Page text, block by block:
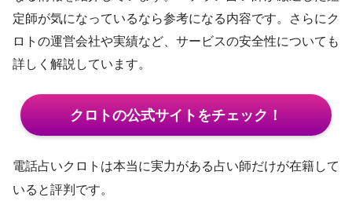
定師が気になっているなら参考になる内容です。さらにク
ロトの運営会社や実績など、サービスの安全性についても
詳しく解説しています。
クロトの公式サイトをチェック！
電話占いクロトは本当に実力がある占い師だけが在籍して
いると評判です。